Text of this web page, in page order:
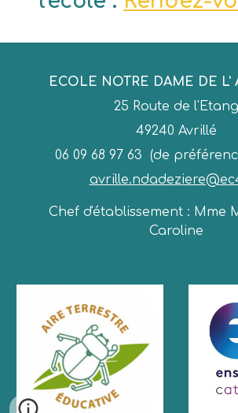
ECOLE NOTRE DAME DE L'
25 Route de l'Etang
49240 Avrillé
06 09 68 97 63 (de
Chef d'établissement : Mme
Caroline